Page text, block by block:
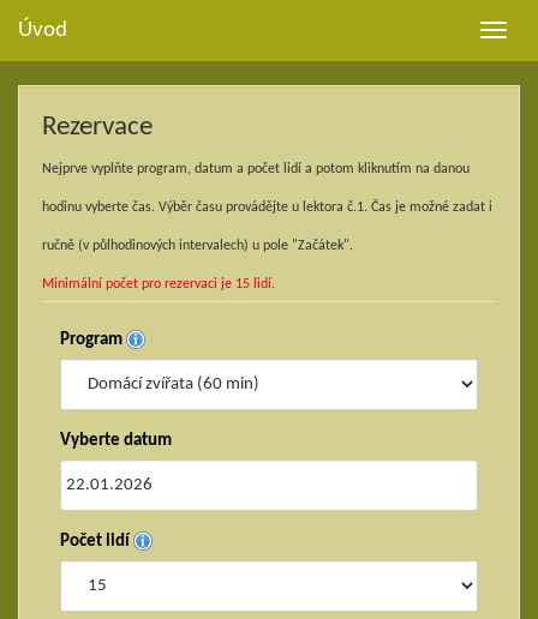
Toggle
Úvod
Rezervace
Nejprve vyplňte program, datum a počet lidí a potom kliknutím na danou
hodinu vyberte čas. Výběr času provádějte u lektora č.1. Čas je možné zadat i
ručně (v půlhodinových intervalech) u pole "Začátek".
Minimální počet pro rezervaci je 15 lidí.
Program
Vyberte datum
Počet lidí